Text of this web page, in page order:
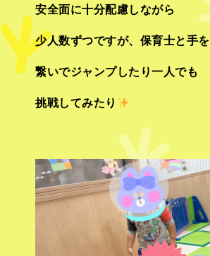
安全面に十分配慮しながら
少人数ずつですが、保育士と手を
繋いでジャンプしたり一人でも
挑戦してみたり